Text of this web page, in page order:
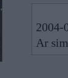
2004-
Ar